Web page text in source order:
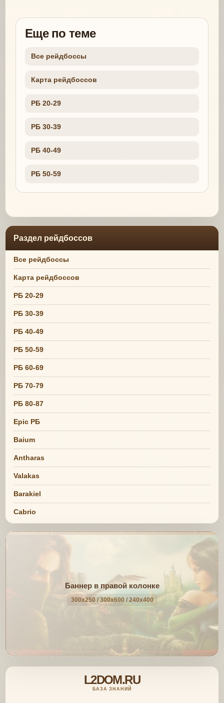
Еще по теме
Все рейдбоссы
Карта рейдбоссов
РБ 20-29
РБ 30-39
РБ 40-49
РБ 50-59
Раздел рейдбоссов
Все рейдбоссы
Карта рейдбоссов
РБ 20-29
РБ 30-39
РБ 40-49
РБ 50-59
РБ 60-69
РБ 70-79
РБ 80-87
Epic РБ
Baium
Antharas
Valakas
Barakiel
Cabrio
Баннер в правой колонке
300x250 / 300x600 / 240x400
L2DOM.RU
БАЗА ЗНАНИЙ